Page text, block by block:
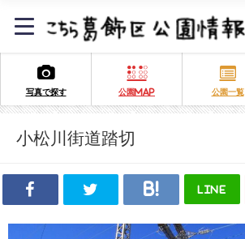
写真で探す 公園MAP 公園一覧
小松川街道踏切
LINE